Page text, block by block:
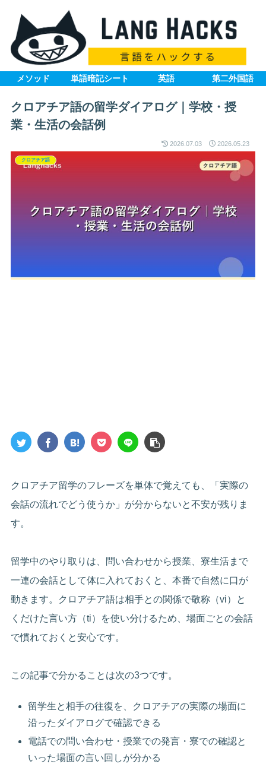
メソッド 単語暗記シート 英語 第二外国語
クロアチア語の留学ダイアログ｜学校・授
業・生活の会話例
2026.07.03 2026.05.23
クロアチア語
クロアチア留学のフレーズを単体で覚えても、「実際の
会話の流れでどう使うか」が分からないと不安が残りま
す。
留学中のやり取りは、問い合わせから授業、寮生活まで
一連の会話として体に入れておくと、本番で自然に口が
動きます。クロアチア語は相手との関係で敬称（vi）と
くだけた言い方（ti）を使い分けるため、場面ごとの会話
で慣れておくと安心です。
この記事で分かることは次の3つです。
留学生と相手の往復を、クロアチアの実際の場面に
沿ったダイアログで確認できる
電話での問い合わせ・授業での発言・寮での確認と
いった場面の言い回しが分かる